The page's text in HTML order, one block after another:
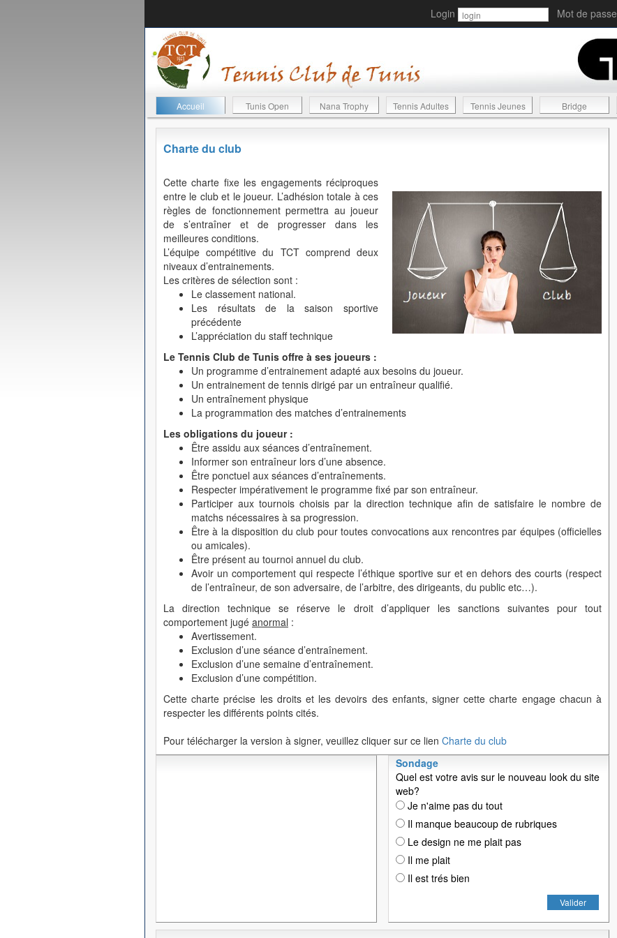
Login Mot de passe
Accueil Tunis Open Nana Trophy Tennis Adultes Tennis Jeunes Bridge
Charte du club
Cette charte fixe les engagements réciproques
entre le club et le joueur. L’adhésion totale à ces
règles de fonctionnement permettra au joueur
de s’entraîner et de progresser dans les
meilleures conditions.
L’équipe compétitive du TCT comprend deux
niveaux d’entrainements.
Les critères de sélection sont :
Le classement national.
Les résultats de la saison sportive
précédente
L’appréciation du staff technique
Le Tennis Club de Tunis offre à ses joueurs :
Un programme d’entrainement adapté aux besoins du joueur.
Un entrainement de tennis dirigé par un entraîneur qualifié.
Un entraînement physique
La programmation des matches d’entrainements
Les obligations du joueur :
Être assidu aux séances d’entraînement.
Informer son entraîneur lors d’une absence.
Être ponctuel aux séances d’entraînements.
Respecter impérativement le programme fixé par son entraîneur.
Participer aux tournois choisis par la direction technique afin de satisfaire le nombre de
matchs nécessaires à sa progression.
Être à la disposition du club pour toutes convocations aux rencontres par équipes (officielles
ou amicales).
Être présent au tournoi annuel du club.
Avoir un comportement qui respecte l’éthique sportive sur et en dehors des courts (respect
de l’entraîneur, de son adversaire, de l’arbitre, des dirigeants, du public etc…).
La direction technique se réserve le droit d’appliquer les sanctions suivantes pour tout
comportement jugé anormal :
Avertissement.
Exclusion d’une séance d’entraînement.
Exclusion d’une semaine d’entraînement.
Exclusion d’une compétition.
Cette charte précise les droits et les devoirs des enfants, signer cette charte engage chacun à
respecter les différents points cités.
Pour télécharger la version à signer, veuillez cliquer sur ce lien Charte du club
Sondage
Quel est votre avis sur le nouveau look du site
web?
Je n'aime pas du tout
Il manque beaucoup de rubriques
Le design ne me plait pas
Il me plait
Il est trés bien
Valider